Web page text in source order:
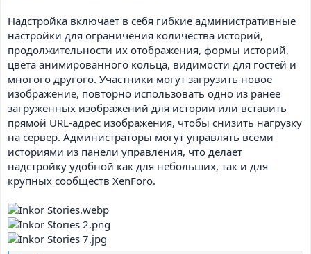
Надстройка включает в себя гибкие административные
настройки для ограничения количества историй,
продолжительности их отображения, формы историй,
цвета анимированного кольца, видимости для гостей и
многого другого. Участники могут загрузить новое
изображение, повторно использовать одно из ранее
загруженных изображений для истории или вставить
прямой URL-адрес изображения, чтобы снизить нагрузку
на сервер. Администраторы могут управлять всеми
историями из панели управления, что делает
надстройку удобной как для небольших, так и для
крупных сообществ XenForo.